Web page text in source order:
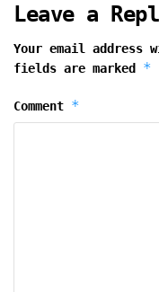
Leave a
Your email address
fields are marked *
Comment *